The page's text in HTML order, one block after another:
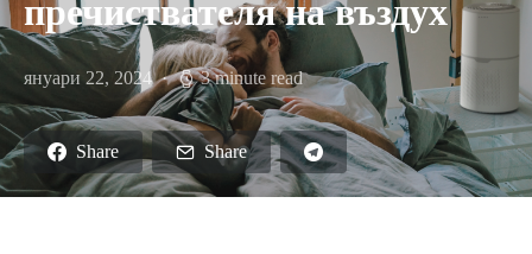
пречиствателя на въздух
януари 22, 2024 3 minute read
Share Share